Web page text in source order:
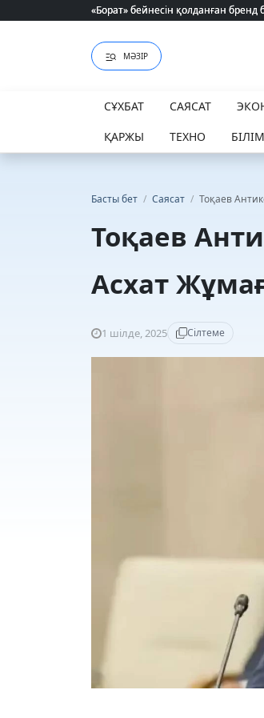
«Борат» бейнесін қолданған
«Борат» бейнесін қолданған
МӘЗІР
СҰХБАТ САЯСАТ
ҚАРЖЫ
ТЕХНО БІЛІМ
Басты бет / Саясат / Тоқаев
Тоқаев
Асхат
1 шілде, 2025 Сілтеме